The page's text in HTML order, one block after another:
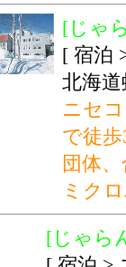
[じゃ
[ 宿泊
北海道
ニセ
で徒
団体
ミク
[じゃら